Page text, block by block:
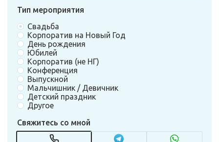
Тип мероприятия
Свадьба
Корпоратив на Новый Год
День рождения
Юбилей
Корпоратив (не НГ)
Конференция
Выпускной
Мальчишник / Девичник
Детский праздник
Другое
Свяжитесь со мной